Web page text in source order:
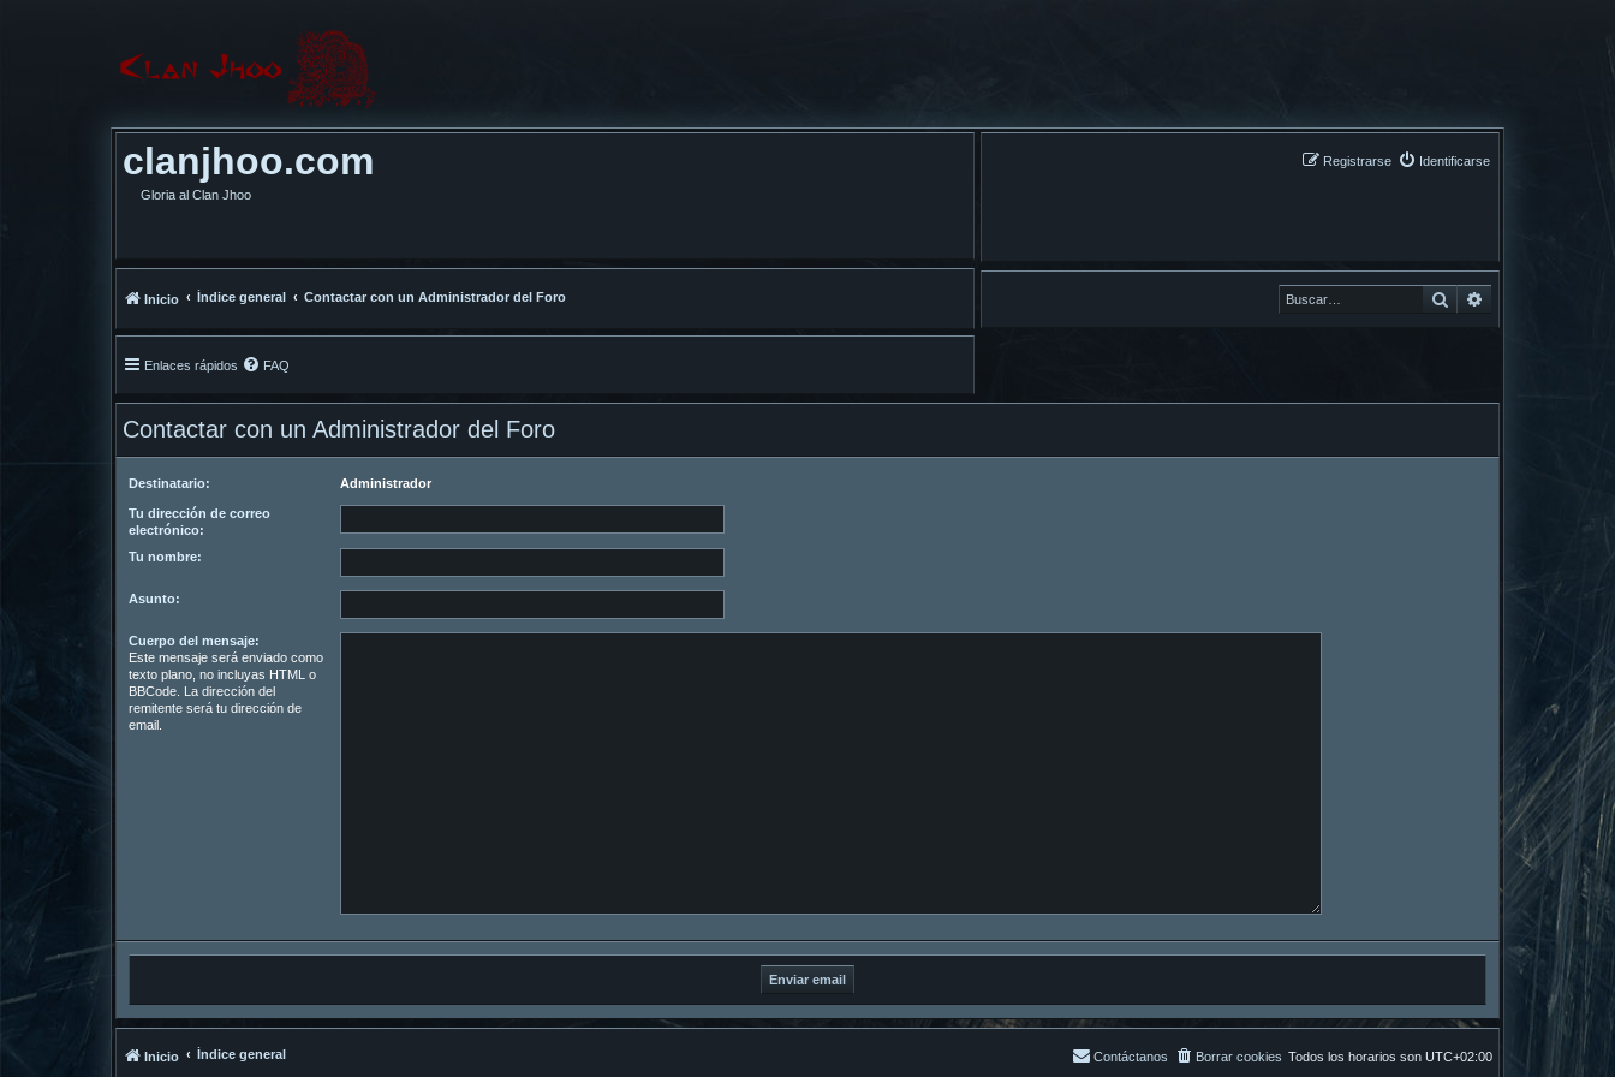
clanjhoo.com
Gloria al Clan Jhoo
Identificarse
Registrarse
Buscar
Inicio Índice general Contactar con un Administrador del Foro
Enlaces rápidos FAQ
Contactar con un Administrador del Foro
Destinatario: Administrador
Tu dirección de correo
electrónico:
Tu nombre:
Asunto:
Cuerpo del mensaje:
Este mensaje será enviado como
texto plano, no incluyas HTML o
BBCode. La dirección del
remitente será tu dirección de
email.
Inicio Índice general Todos los horarios son UTC+02:00
Borrar cookies
Contáctanos